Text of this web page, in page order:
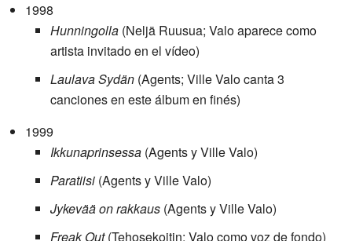
1998
Hunningolla (Neljä Ruusua; Valo aparece como
artista invitado en el vídeo)
Laulava Sydän (Agents; Ville Valo canta 3
canciones en este álbum en finés)
1999
Ikkunaprinsessa (Agents y Ville Valo)
Paratiisi (Agents y Ville Valo)
Jykevää on rakkaus (Agents y Ville Valo)
Freak Out(Tehosekoitin; Valo como voz de fondo)